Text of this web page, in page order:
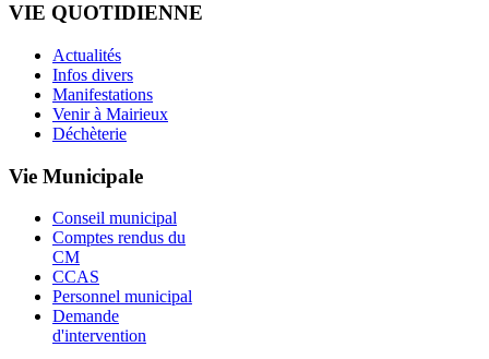
VIE QUOTIDIENNE
Actualités
Infos divers
Manifestations
Venir à Mairieux
Déchèterie
Vie Municipale
Conseil municipal
Comptes rendus du
CM
CCAS
Personnel municipal
Demande
d'intervention